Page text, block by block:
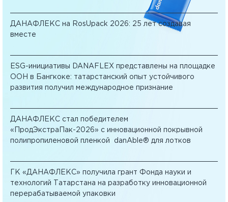
ДАНАФЛЕКС на RosUpack 2026: 25 лет создавая
вместе
ESG-инициативы DANAFLEX представлены на площадке
ООН в Бангкоке: татарстанский опыт устойчивого
развития получил международное признание
ДАНАФЛЕКС стал победителем
«ПродЭкстраПак-2026» с инновационной покрывной
полипропиленовой пленкой danAble® для лотков
ГК «ДАНАФЛЕКС» получила грант Фонда науки и
технологий Татарстана на разработку инновационной
перерабатываемой упаковки